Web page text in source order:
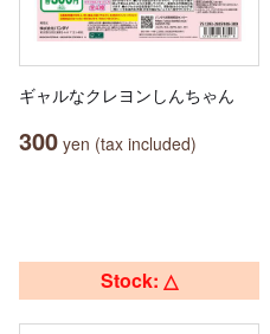
ギャルなクレヨンしんちゃん
300 yen (tax included)
Stock: △